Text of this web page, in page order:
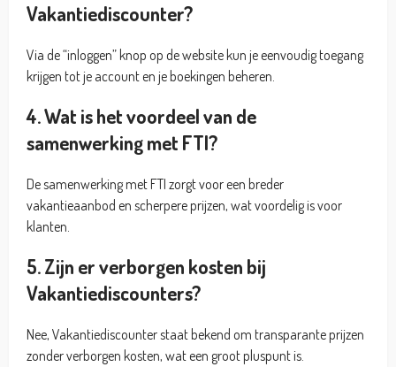
Vakantiediscounter?
Via de “inloggen” knop op de website kun je eenvoudig toegang
krijgen tot je account en je boekingen beheren.
4. Wat is het voordeel van de
samenwerking met FTI?
De samenwerking met FTI zorgt voor een breder
vakantieaanbod en scherpere prijzen, wat voordelig is voor
klanten.
5. Zijn er verborgen kosten bij
Vakantiediscounters?
Nee, Vakantiediscounter staat bekend om transparante prijzen
zonder verborgen kosten, wat een groot pluspunt is.